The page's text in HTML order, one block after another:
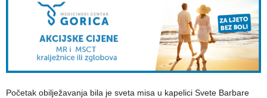
Početak obilježavanja bila je sveta misa u kapelici Svete Barbare